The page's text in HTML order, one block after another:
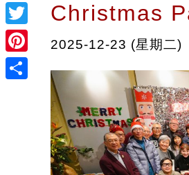
Facebook
Twitter
Pinterest
Christmas
2025-12-23 (星期二)